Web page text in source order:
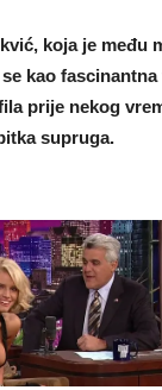
koja je među
kao
prije nekog
supruga.